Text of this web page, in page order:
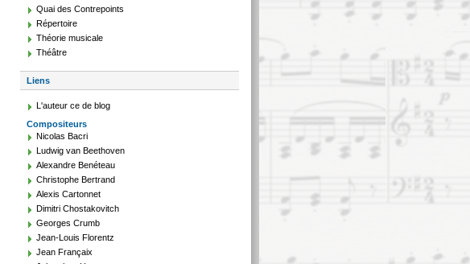
Quai des Contrepoints
Répertoire
Théorie musicale
Théâtre
Liens
L'auteur ce de blog
Compositeurs
Nicolas Bacri
Ludwig van Beethoven
Alexandre Benéteau
Christophe Bertrand
Alexis Cartonnet
Dimitri Chostakovitch
Georges Crumb
Jean-Louis Florentz
Jean Françaix